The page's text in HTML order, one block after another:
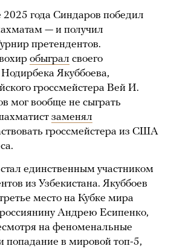
года Синдаров победил
— и получил
претендентов.
обыграл своего
Якуббоева,
гроссмейстера Вей И.
мог вообще не сыграть
заменял
гроссмейстера из США
единственным участником
из Узбекистана. Якуббоев
место на Кубке мира
россиянину Андрею Есипенко,
на феноменальные
попадание в мировой топ-5,